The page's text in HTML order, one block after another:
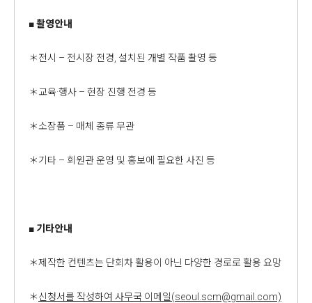
■촬영안내
＊전시 – 전시장 전경, 설치된 개별 작품 촬영 등
＊교육·행사 – 현장 진행 전경 등
＊소장품 – 매체 종류 무관
＊기타 – 회원관 운영 및 홍보에 필요한 사진 등
■ 기타안내
＊제작한 컨텐츠는 단회차 활용이 아닌 다양한 경로로 활용 요망
＊신청서를 작성하여 사무국 이메일(seoul.scm@gmail.com)